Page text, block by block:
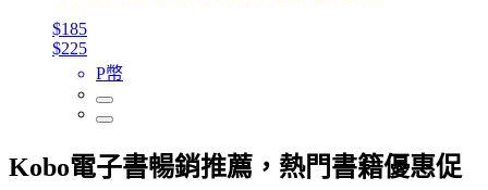
$185
$225
P幣
Kobo電子書暢銷推薦，熱門書籍優惠促